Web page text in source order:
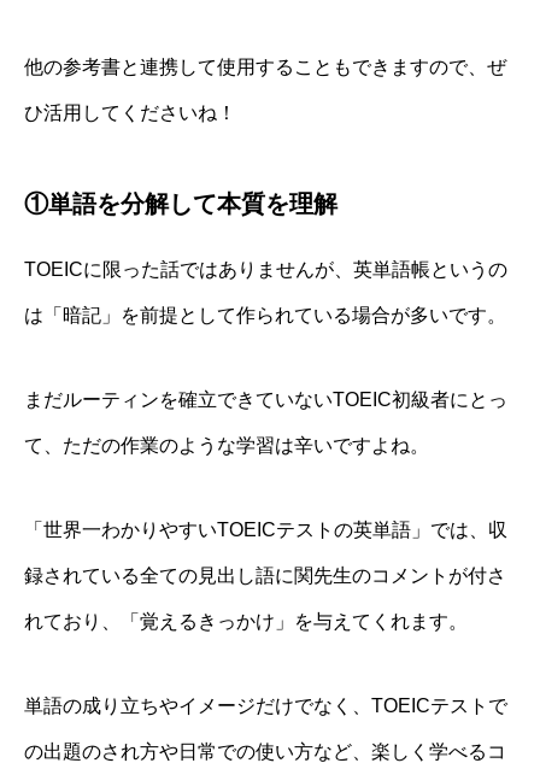
他の参考書と連携して使用することもできますので、ぜ
ひ活用してくださいね！
①単語を分解して本質を理解
TOEICに限った話ではありませんが、英単語帳というの
は「暗記」を前提として作られている場合が多いです。
まだルーティンを確立できていないTOEIC初級者にとっ
て、ただの作業のような学習は辛いですよね。
「世界一わかりやすいTOEICテストの英単語」では、収
録されている全ての見出し語に関先生のコメントが付さ
れており、「覚えるきっかけ」を与えてくれます。
単語の成り立ちやイメージだけでなく、 TOEICテストで
の出題のされ方や日常での使い方など、楽しく学べるコ